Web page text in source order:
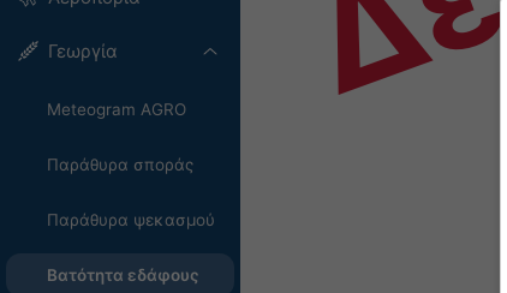
Γεωργία
Meteogram AGRO
Παράθυρα σποράς
Παράθυρα ψεκασμού
Βατότητα εδάφους